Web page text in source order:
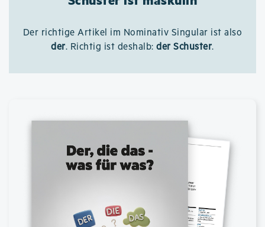
Der richtige Artikel im Nominativ Singular ist also
der. Richtig ist deshalb:der Schuster.